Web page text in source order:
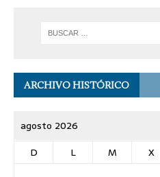
ARCHIVO HISTÓRICO
agosto 2026
D
L M X